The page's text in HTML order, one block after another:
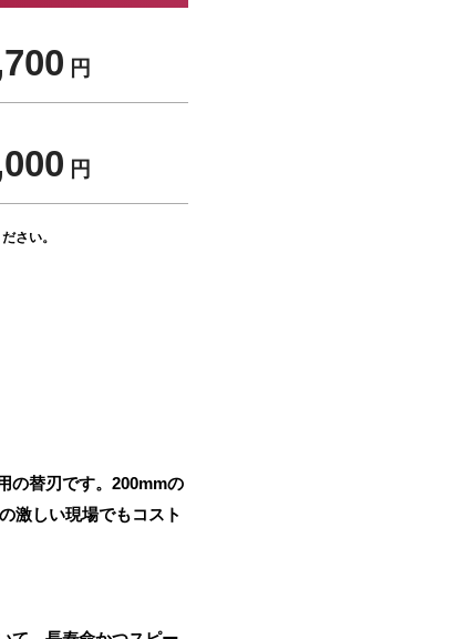
円
円
さい。
の替刃です。200mmの
激しい現場でもコスト